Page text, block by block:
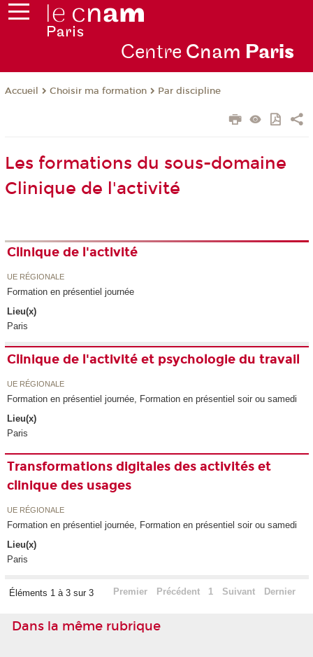
Centre Cnam Paris
Accueil Choisir ma formation Par discipline
Les formations du sous-domaine
Clinique de l'activité
Clinique de l'activité
UE RÉGIONALE
Formation en présentiel journée
Lieu(x)
Paris
Clinique de l'activité et psychologie du travail
UE RÉGIONALE
Formation en présentiel journée, Formation en présentiel soir ou samedi
Lieu(x)
Paris
Transformations digitales des activités et
clinique des usages
UE RÉGIONALE
Formation en présentiel journée, Formation en présentiel soir ou samedi
Lieu(x)
Paris
Éléments 1 à 3 sur 3 Premier Précédent 1 Suivant Dernier
Dans la même rubrique